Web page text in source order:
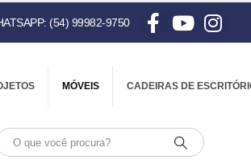
(54) 99982-9750
MÓVEIS CADEIRAS DE